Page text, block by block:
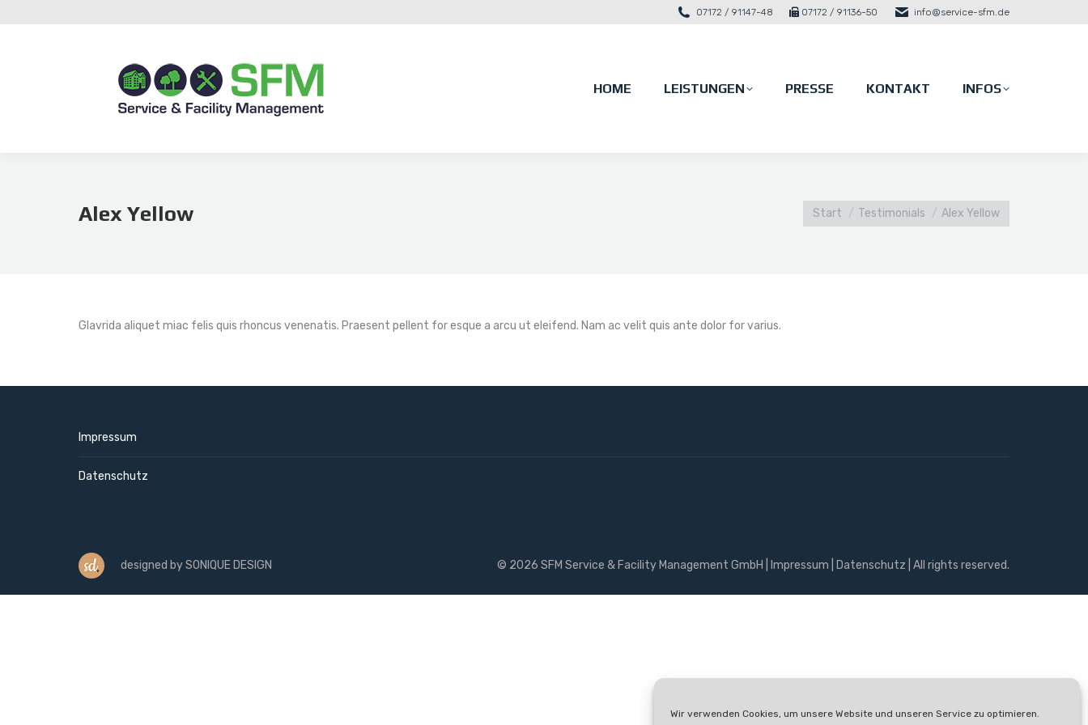
Wir verwenden Cookies, um unsere Website und unseren Service zu optimieren.
07172 / 91147-48 07172 / 91136-50 info@service-sfm.de
HOME LEISTUNGEN PRESSE KONTAKT INFOS
Alex Yellow Sie befinden sich hier:
Start Testimonials Alex Yellow
Glavrida aliquet miac felis quis rhoncus venenatis. Praesent pellent for esque a arcu ut eleifend. Nam ac velit quis ante dolor for varius.
Impressum
Datenschutz
designed by SONIQUE DESIGN © 2026 SFM Service & Facility Management GmbH | Impressum Datenschutz | All rights reserved.